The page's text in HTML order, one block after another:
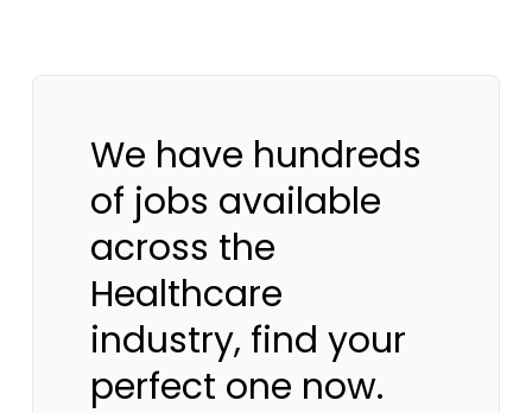
We have hundreds
of jobs available
across the
Healthcare
industry, find your
perfect one now.